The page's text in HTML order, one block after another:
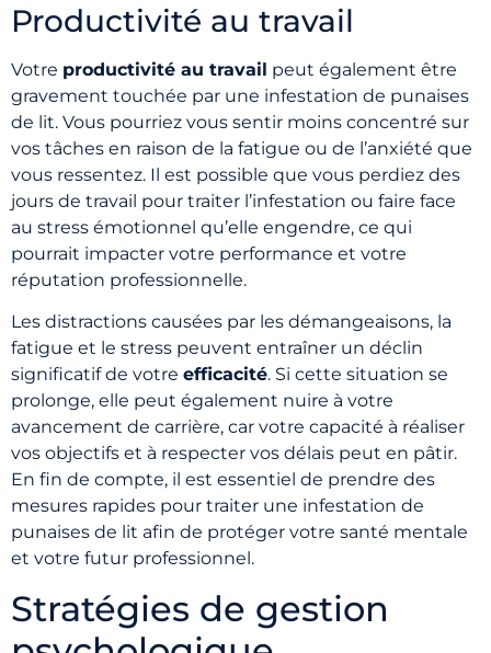
Productivité au travail
Votre productivité au travail peut également être
gravement touchée par une infestation de punaises
de lit. Vous pourriez vous sentir moins concentré sur
vos tâches en raison de la fatigue ou de l’anxiété que
vous ressentez. Il est possible que vous perdiez des
jours de travail pour traiter l’infestation ou faire face
au stress émotionnel qu’elle engendre, ce qui
pourrait impacter votre performance et votre
réputation professionnelle.
Les distractions causées par les démangeaisons, la
fatigue et le stress peuvent entraîner un déclin
significatif de votre efficacité. Si cette situation se
prolonge, elle peut également nuire à votre
avancement de carrière, car votre capacité à réaliser
vos objectifs et à respecter vos délais peut en pâtir.
En fin de compte, il est essentiel de prendre des
mesures rapides pour traiter une infestation de
punaises de lit afin de protéger votre santé mentale
et votre futur professionnel.
Stratégies de gestion